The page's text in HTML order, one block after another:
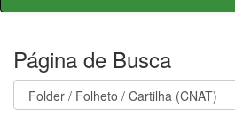
Página de Busca